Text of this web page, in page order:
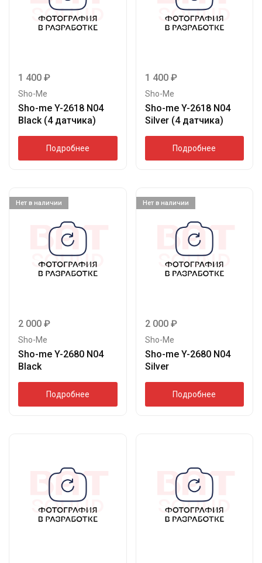
1 400 ₽
Sho-Me
Sho-me Y-2618 N04
Black (4 датчика)
Подробнее
1 400 ₽
Sho-Me
Sho-me Y-2618 N04
Silver (4 датчика)
Подробнее
Нет в наличии
2 000 ₽
Sho-Me
Sho-me Y-2680 N04
Black
Подробнее
Нет в наличии
2 000 ₽
Sho-Me
Sho-me Y-2680 N04
Silver
Подробнее